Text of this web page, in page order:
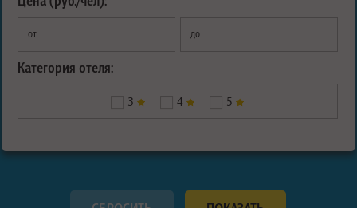
от до
Категория отеля:
3 4 5